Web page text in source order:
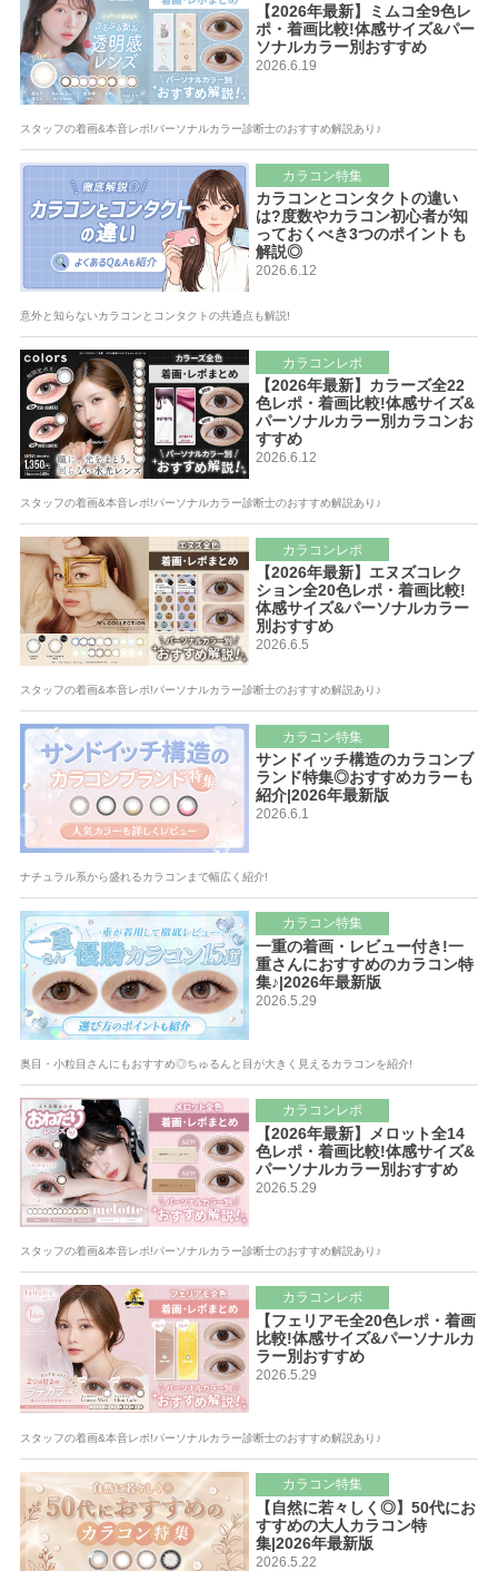
【2026年最新】ミムコ全9色レ
ポ・着画比較!体感サイズ&パー
ソナルカラー別おすすめ
2026.6.19
スタッフの着画&本音レポ!パーソナルカラー診断士のおすすめ解説あり♪
カラコン特集
カラコンとコンタクトの違い
は?度数やカラコン初心者が知
っておくべき3つのポイントも
解説◎
2026.6.12
意外と知らないカラコンとコンタクトの共通点も解説!
カラコンレポ
【2026年最新】カラーズ全22
色レポ・着画比較!体感サイズ&
パーソナルカラー別カラコンお
すすめ
2026.6.12
スタッフの着画&本音レポ!パーソナルカラー診断士のおすすめ解説あり♪
カラコンレポ
【2026年最新】エヌズコレク
ション全20色レポ・着画比較!
体感サイズ&パーソナルカラー
別おすすめ
2026.6.5
スタッフの着画&本音レポ!パーソナルカラー診断士のおすすめ解説あり♪
カラコン特集
サンドイッチ構造のカラコンブ
ランド特集◎おすすめカラーも
紹介|2026年最新版
2026.6.1
ナチュラル系から盛れるカラコンまで幅広く紹介!
カラコン特集
一重の着画・レビュー付き!一
重さんにおすすめのカラコン特
集♪|2026年最新版
2026.5.29
奥目・小粒目さんにもおすすめ◎ちゅるんと目が大きく見えるカラコンを紹介!
カラコンレポ
【2026年最新】メロット全14
色レポ・着画比較!体感サイズ&
パーソナルカラー別おすすめ
2026.5.29
スタッフの着画&本音レポ!パーソナルカラー診断士のおすすめ解説あり♪
カラコンレポ
【フェリアモ全20色レポ・着画
比較!体感サイズ&パーソナルカ
ラー別おすすめ
2026.5.29
スタッフの着画&本音レポ!パーソナルカラー診断士のおすすめ解説あり♪
カラコン特集
【自然に若々しく◎】50代にお
すすめの大人カラコン特
集|2026年最新版
2026.5.22